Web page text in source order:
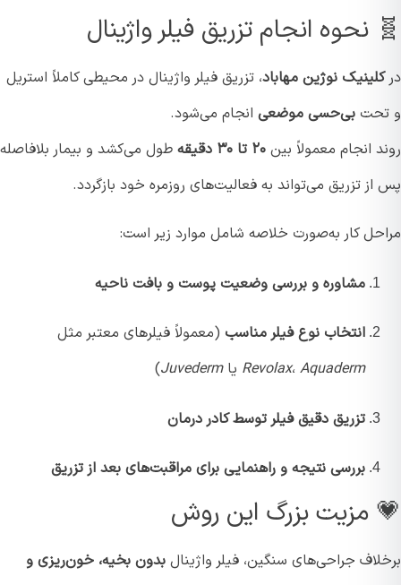
انجام تزریق فیلر واژینال
نوژین مهاباد، تزریق فیلر واژینال در محیطی کاملاً استریل
بی‌حسی موضعیانجام می‌شود.
انجام معمولاً بین۲۰ تا ۳۰ دقیقه
طول می‌کشد و بیمار بلافاصله
تزریق می‌تواند به فعالیت‌های روزمره خود بازگردد.
کار به‌صورت خلاصه شامل موارد زیر است:
مشاوره و بررسی وضعیت پوست و بافت ناحیه
انتخاب نوع فیلر مناسب(معمولاً فیلرهای معتبر مثل
Revolax،Aquaderm یا Juvederm
)
تزریق دقیق فیلر توسط کادر درمان
بررسی نتیجه و راهنمایی برای مراقبت‌های بعد از تزریق
مزیت بزرگ این روش
جراحی‌های سنگین، فیلر واژینالبدون بخیه، خون‌ریزی و